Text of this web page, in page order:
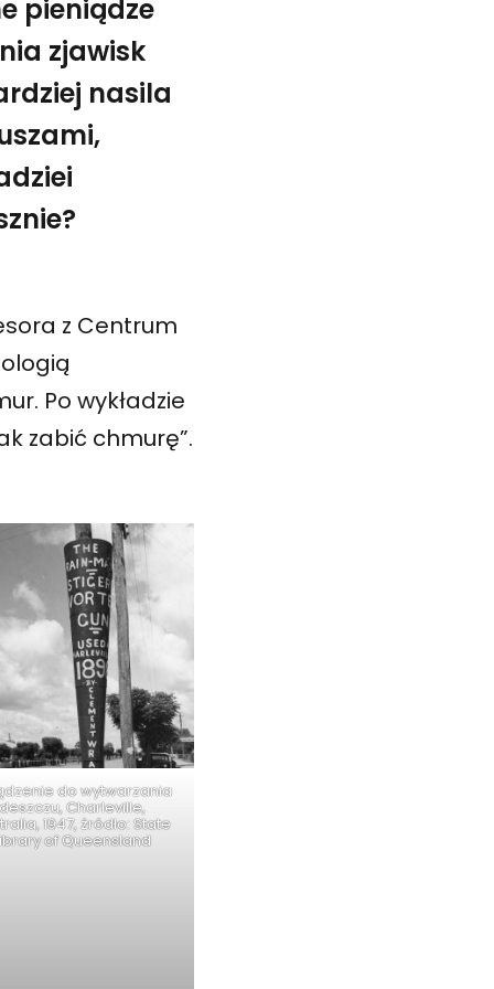
pieniądze
zjawisk
nasila
z Centrum
Po wykładzie
zabić chmurę”.
do wytwarzania
deszczu, Charleville,
1947, źródło: State
of Queensland